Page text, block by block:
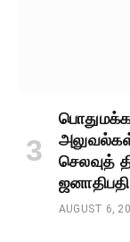
செலவுத்
AUGUST 6,